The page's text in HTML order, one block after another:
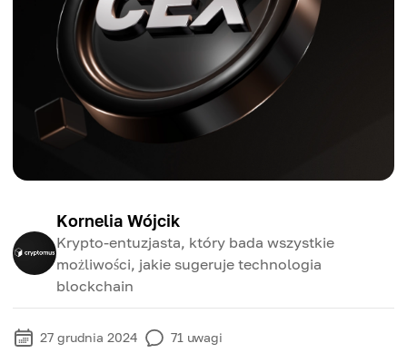
Kornelia Wójcik
Krypto-entuzjasta, który bada wszystkie
możliwości, jakie sugeruje technologia
blockchain
27 grudnia 2024 71 uwagi